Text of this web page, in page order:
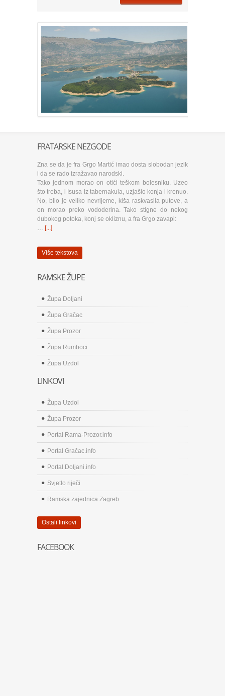
FRATARSKE NEZGODE
Zna se da je fra Grgo Martić imao dosta slobodan jezik
i da se rado izražavao narodski.
Tako jednom morao on otići teškom bolesniku. Uzeo
što treba, i Isusa iz tabernakula, uzjašio konja i krenuo.
No, bilo je veliko nevrijeme, kiša raskvasila putove, a
on morao preko vododerina. Tako stigne do nekog
dubokog potoka, konj se okliznu, a fra Grgo zavapi:
… [...]
Više tekstova
RAMSKE ŽUPE
Župa Doljani
Župa Gračac
Župa Prozor
Župa Rumboci
Župa Uzdol
LINKOVI
Župa Uzdol
Župa Prozor
Portal Rama-Prozor.info
Portal Gračac.info
Portal Doljani.info
Svjetlo riječi
Ramska zajednica Zagreb
Ostali linkovi
FACEBOOK